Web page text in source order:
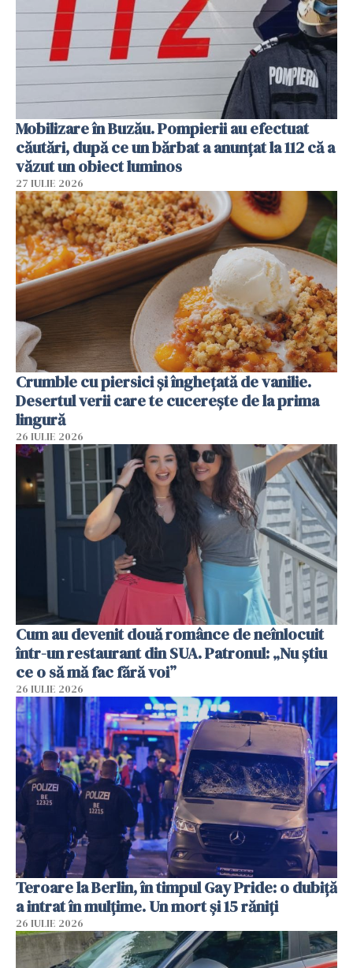
Mobilizare în Buzău. Pompierii au efectuat
căutări, după ce un bărbat a anunțat la 112 că a
văzut un obiect luminos
27 IULIE 2026
Crumble cu piersici și înghețată de vanilie.
Desertul verii care te cucerește de la prima
lingură
26 IULIE 2026
Cum au devenit două românce de neînlocuit
într-un restaurant din SUA. Patronul: „Nu știu
ce o să mă fac fără voi”
26 IULIE 2026
Teroare la Berlin, în timpul Gay Pride: o dubiță
a intrat în mulțime. Un mort și 15 răniți
26 IULIE 2026